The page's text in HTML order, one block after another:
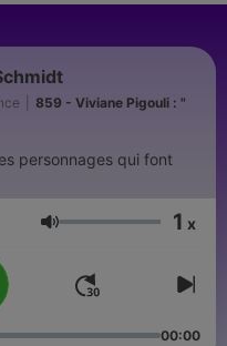
859 - Viviane Pigouli : "
personnages qui font
Volym 1 x
00:00